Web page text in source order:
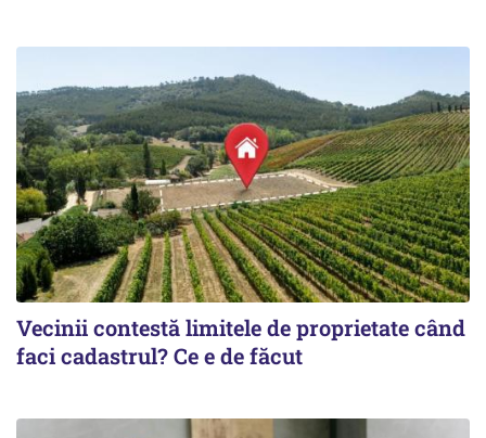
Vecinii contestă limitele de proprietate când
faci cadastrul? Ce e de făcut